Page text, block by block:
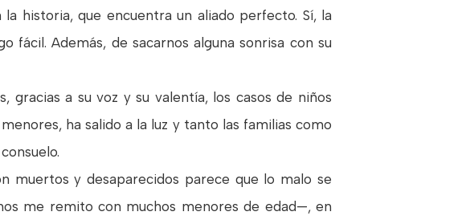
historia, que encuentra un aliado perfecto. Sí, la
Además, de sacarnos alguna sonrisa con su
gracias a su voz y su valentía, los casos de niños
ha salido a la luz y tanto las familias como
muertos y desaparecidos parece que lo malo se
me remito con muchos menores de edad—, en